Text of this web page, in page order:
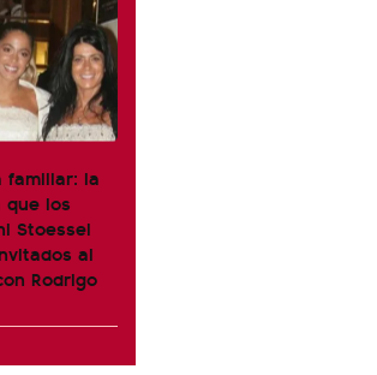
familiar: la
que los
Stoessel
al
Rodrigo